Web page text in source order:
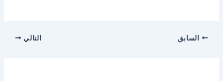
السابق التالي